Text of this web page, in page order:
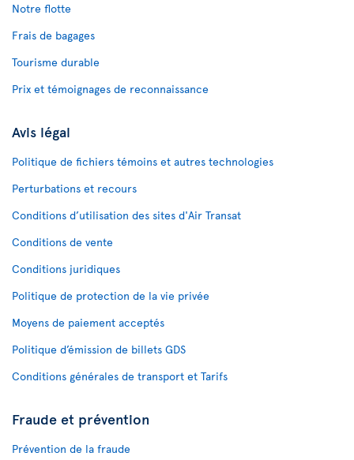
Notre flotte
Frais de bagages
Tourisme durable
Prix et témoignages de reconnaissance
Avis légal
Politique de fichiers témoins et autres technologies
Perturbations et recours
Conditions d’utilisation des sites d'Air Transat
Conditions de vente
Conditions juridiques
Politique de protection de la vie privée
Moyens de paiement acceptés
Politique d’émission de billets GDS
Conditions générales de transport et Tarifs
Fraude et prévention
Prévention de la fraude